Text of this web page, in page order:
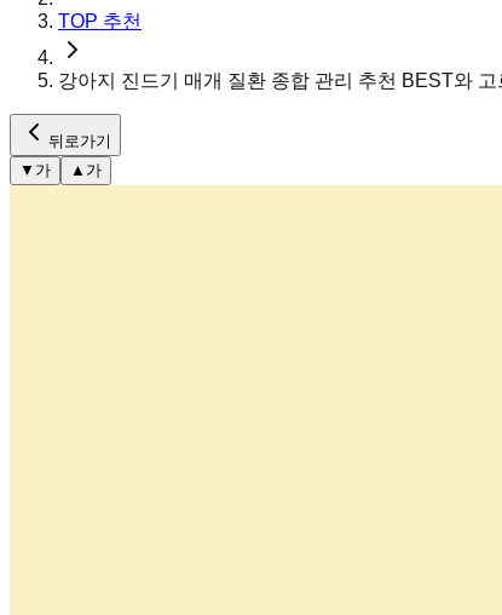
TOP 추천
강아지 진드기 매개 질환 종합 관리 추천 BEST와 고
뒤로가기
▼ 가 ▲ 가